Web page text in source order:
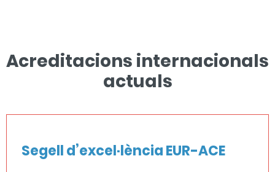
Acreditacions internacionals
actuals
Segell d’excel·lència EUR-ACE